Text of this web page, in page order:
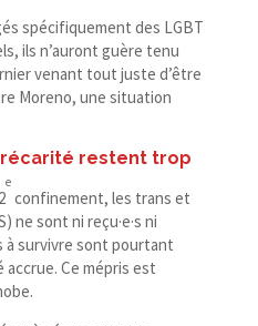
spécifiquement des LGBT
ils n’auront guère tenu
venant tout juste d’être
Moreno, une situation
restent trop
e
confinement, les trans et
ne sont ni reçu·e·s ni
à survivre sont pourtant
Ce mépris est